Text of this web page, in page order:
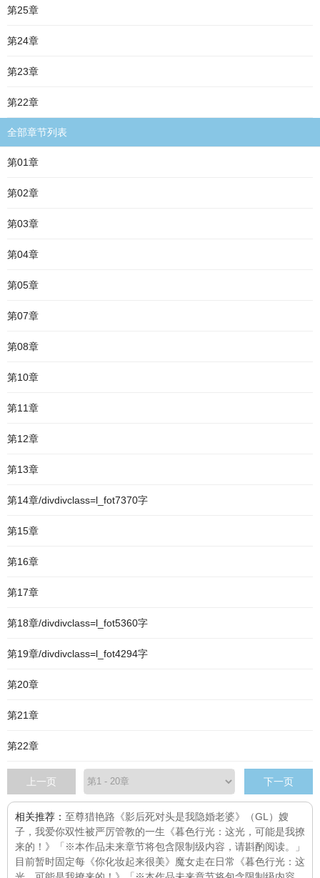
第25章
第24章
第23章
第22章
全部章节列表
第01章
第02章
第03章
第04章
第05章
第07章
第08章
第10章
第11章
第12章
第13章
第14章/divdivclass=l_fot7370字
第15章
第16章
第17章
第18章/divdivclass=l_fot5360字
第19章/divdivclass=l_fot4294字
第20章
第21章
第22章
上一页 下一页
相关推荐： 至尊猎艳路 《影后死对头是我隐婚老婆》（GL） 嫂
子，我爱你双性被严厉管教的一生 《暮色行光：这光，可能是我撩
来的！》「※本作品未来章节将包含限制级内容，请斟酌阅读。」
目前暂时固定每 《你化妆起来很美》 魔女走在日常
《暮色行光：这